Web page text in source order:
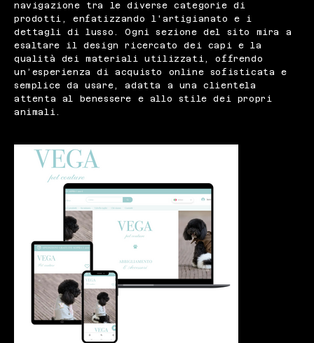
navigazione tra le diverse categorie di
prodotti, enfatizzando l'artigianato e i
dettagli di lusso. Ogni sezione del sito mira a
esaltare il design ricercato dei capi e la
qualità dei materiali utilizzati, offrendo
un’esperienza di acquisto online sofisticata e
semplice da usare, adatta a una clientela
attenta al benessere e allo stile dei propri
animali.